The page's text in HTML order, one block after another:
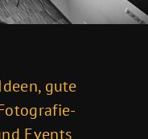
gute
Events